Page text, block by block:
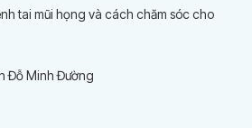
tai mũi họng và cách chăm sóc cho
Đỗ Minh Đường